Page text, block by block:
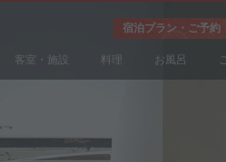
宿泊プラン・ご予約
客室・施設 料理 お風呂